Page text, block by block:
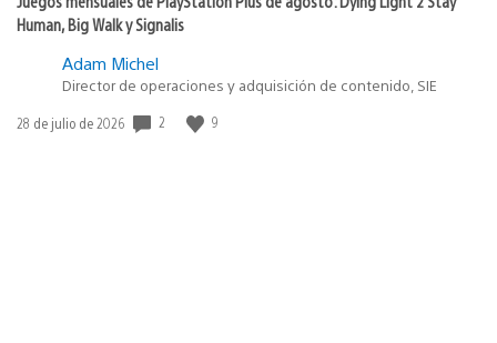
Human, Big Walk y Signalis
Adam Michel
Director de operaciones y adquisición de contenido, SIE
Fecha
28 de julio de 2026 2 9